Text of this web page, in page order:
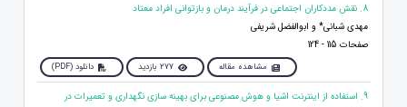
8. نقش مددکاران اجتماعی در فرآیند درمان و بازتوانی افراد معتاد
مهدی شبانی* و ابوالفضل شریفی
صفحات 115 - 124
مشاهده مقاله 277 بازدید دانلود (PDF)
9. استفاده از اینترنت اشیا و هوش مصنوعی برای بهینه سازی نگهداری و تعمیرات در